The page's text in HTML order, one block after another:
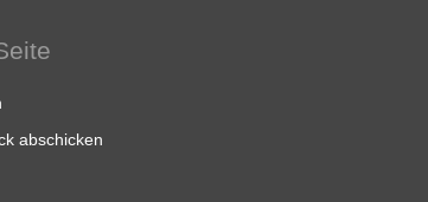
abschicken